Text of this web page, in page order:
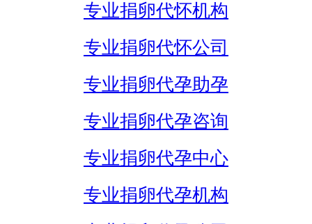
专业捐卵代怀机构
专业捐卵代怀公司
专业捐卵代孕助孕
专业捐卵代孕咨询
专业捐卵代孕中心
专业捐卵代孕机构